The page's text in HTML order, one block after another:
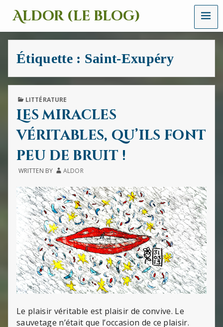
Aldor (le blog)
Un
site
avec
des
des
images
et
sons
MENU
Étiquette : Saint-Exupéry
PUBLISHED
LITTÉRATURE
Les miracles
véritables, qu’ils font
peu de bruit !
WRITTEN BY ALDOR
Le plaisir véritable est plaisir de convive. Le
sauvetage n’était que l’occasion de ce plaisir.